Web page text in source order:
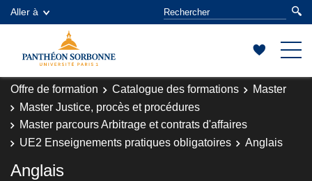
Aller à
Offre de formation Catalogue des formations
Master
Master Justice, procès et procédures
Master parcours Arbitrage et contrats d'affaires
UE2 Enseignements pratiques obligatoires
Anglais
Anglais